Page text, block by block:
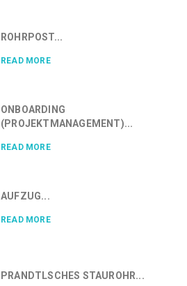
ROHRPOST...
READ MORE
ONBOARDING
(PROJEKTMANAGEMENT)...
READ MORE
AUFZUG...
READ MORE
PRANDTLSCHES STAUROHR...